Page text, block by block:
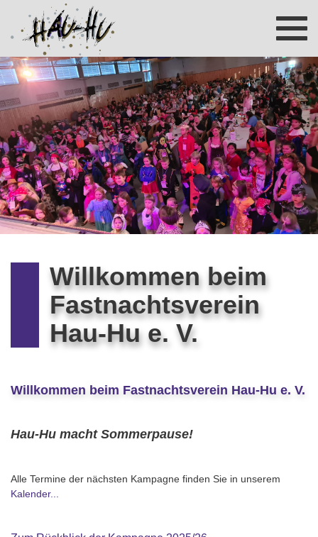
Willkommen beim
Fastnachtsverein
Hau-Hu e. V.
Willkommen beim Fastnachtsverein Hau-Hu e. V.
Hau-Hu macht Sommerpause!
Alle Termine der nächsten Kampagne finden Sie in unserem
Kalender...